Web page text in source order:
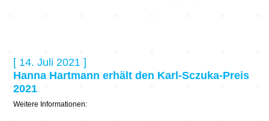
[ 14. Juli 2021 ]
Hanna Hartmann erhält den Karl-Sczuka-Preis
2021
Weitere Informationen: